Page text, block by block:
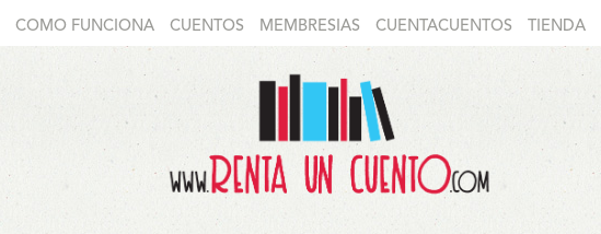
COMO FUNCIONA CUENTOS MEMBRESIAS CUENTACUENTOS TIENDA